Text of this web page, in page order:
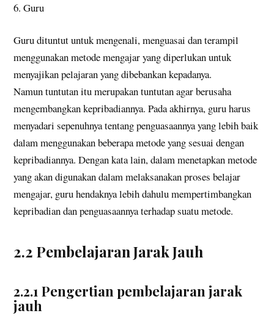
6. Guru
Guru dituntut untuk mengenali, menguasai dan terampil
menggunakan metode mengajar yang diperlukan untuk
menyajikan pelajaran yang dibebankan kepadanya.
Namun tuntutan itu merupakan tuntutan agar berusaha
mengembangkan kepribadiannya. Pada akhirnya, guru harus
menyadari sepenuhnya tentang penguasaannya yang lebih baik
dalam menggunakan beberapa metode yang sesuai dengan
kepribadiannya. Dengan kata lain, dalam menetapkan metode
yang akan digunakan dalam melaksanakan proses belajar
mengajar, guru hendaknya lebih dahulu mempertimbangkan
kepribadian dan penguasaannya terhadap suatu metode.
2.2 Pembelajaran Jarak Jauh
2.2.1 Pengertian pembelajaran jarak
jauh